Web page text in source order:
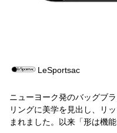
LeSportsac
ニューヨーク発のバッグブ
リングに美学を見出し、リ
まれました。以来「形は機